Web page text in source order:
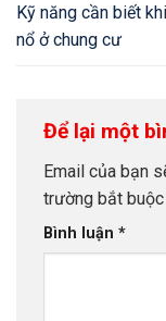
Kỹ năng cần biết
nổ ở chung cư
Để lại một
Email của bạn
trường bắt
Bình luận *